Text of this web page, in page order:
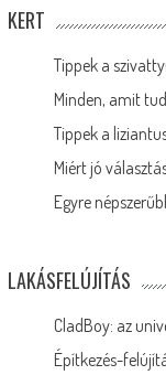
KERT
Tippek a
Minden, amit
Tippek a
Miért jó
Egyre
LAKÁSFELÚJÍTÁS
CladBoy: az
Építkezés-